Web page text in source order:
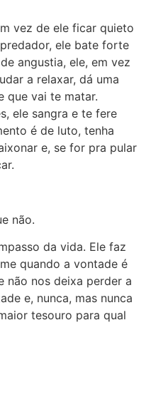
vez de ele ficar quieto
ele bate forte
angustia, ele, em vez
a relaxar, dá uma
que vai te matar.
ele sangra e te fere
é de luto, tenha
e, se for pra pular
não.
da vida. Ele faz
quando a vontade é
não nos deixa perder a
e, nunca, mas nunca
tesouro para qual